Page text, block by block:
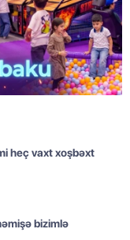
heç vaxt xoşbəxt
bizimlə